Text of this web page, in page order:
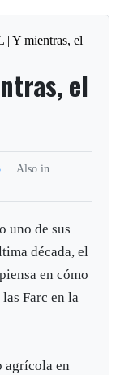
Y mientras, el
el
Also in
uno de sus
década, el
en cómo
Farc en la
agrícola en